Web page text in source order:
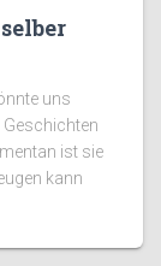
uns
ist sie
kann